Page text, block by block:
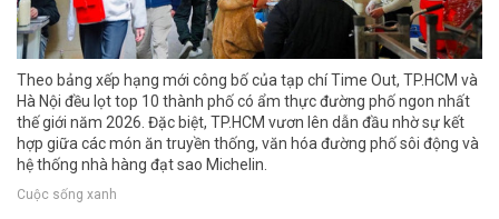
Theo bảng xếp hạng mới công bố của tạp chí Time Out, TP.HCM và
Hà Nội đều lọt top 10 thành phố có ẩm thực đường phố ngon nhất
thế giới năm 2026. Đặc biệt, TP.HCM vươn lên dẫn đầu nhờ sự kết
hợp giữa các món ăn truyền thống, văn hóa đường phố sôi động và
hệ thống nhà hàng đạt sao Michelin.
Cuộc sống xanh